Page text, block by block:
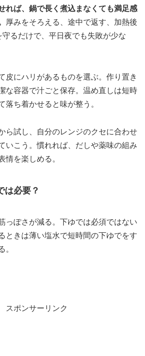
れば、鍋で長く煮込まなくても満足感
厚みをそろえる、途中で返す、加熱後
るだけで、平日夜でも失敗が少な
皮にハリがあるものを選ぶ。作り置き
な容器で汁ごと保存。温め直しは短時
落ち着かせると味が整う。
ら試し、自分のレンジのクセに合わせ
いこう。慣れれば、だしや薬味の組み
情を楽しめる。
は必要？
っぽさが減る。下ゆでは必須ではない
ときは薄い塩水で短時間の下ゆでをす
。
スポンサーリンク